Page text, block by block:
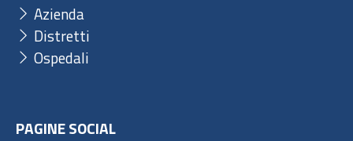
Azienda
Distretti
Ospedali
PAGINE SOCIAL